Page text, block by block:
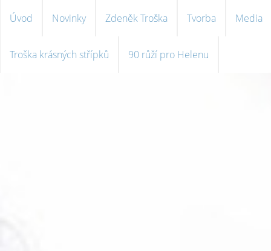
Úvod Novinky Zdeněk Troška Tvorba Media
Troška krásných střípků 90 růží pro Helenu